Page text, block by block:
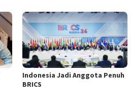
Indonesia Jadi Anggota Penuh
BRICS